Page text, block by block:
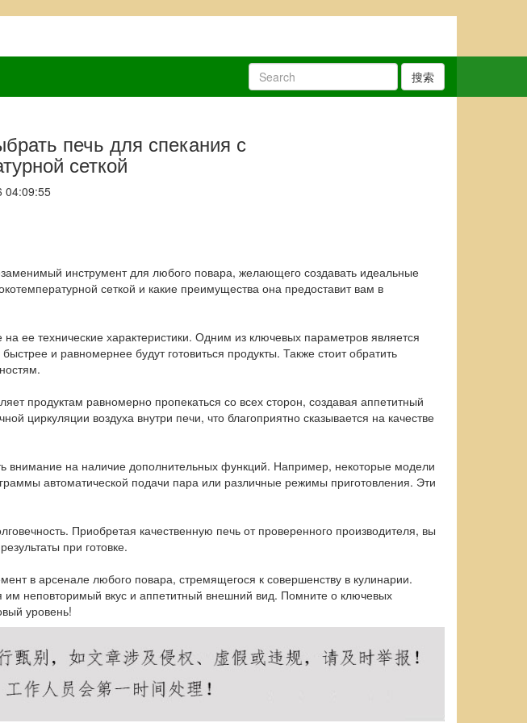
搜索
печь для спекания с
сеткой
04:09:55
инструмент для любого повара, желающего создавать идеальные
сеткой и какие преимущества она предоставит вам в
ее технические характеристики. Одним из ключевых параметров является
и равномернее будут готовиться продукты. Также стоит обратить
продуктам равномерно пропекаться со всех сторон, создавая аппетитный
циркуляции воздуха внутри печи, что благоприятно сказывается на качестве
внимание на наличие дополнительных функций. Например, некоторые модели
автоматической подачи пара или различные режимы приготовления. Эти
Приобретая качественную печь от проверенного производителя, вы
при готовке.
в арсенале любого повара, стремящегося к совершенству в кулинарии.
неповторимый вкус и аппетитный внешний вид. Помните о ключевых
уровень!